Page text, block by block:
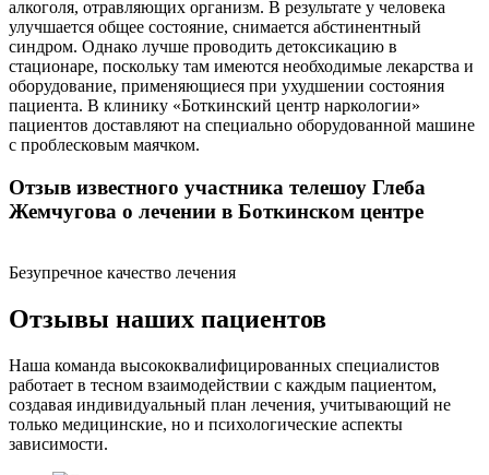
алкоголя, отравляющих организм. В результате у человека
улучшается общее состояние, снимается абстинентный
синдром. Однако лучше проводить детоксикацию в
стационаре, поскольку там имеются необходимые лекарства и
оборудование, применяющиеся при ухудшении состояния
пациента. В клинику «Боткинский центр наркологии»
пациентов доставляют на специально оборудованной машине
с проблесковым маячком.
Отзыв известного участника телешоу Глеба
Жемчугова о лечении в Боткинском центре
Безупречное качество лечения
Отзывы наших пациентов
Наша команда высококвалифицированных специалистов
работает в тесном взаимодействии с каждым пациентом,
создавая индивидуальный план лечения, учитывающий не
только медицинские, но и психологические аспекты
зависимости.